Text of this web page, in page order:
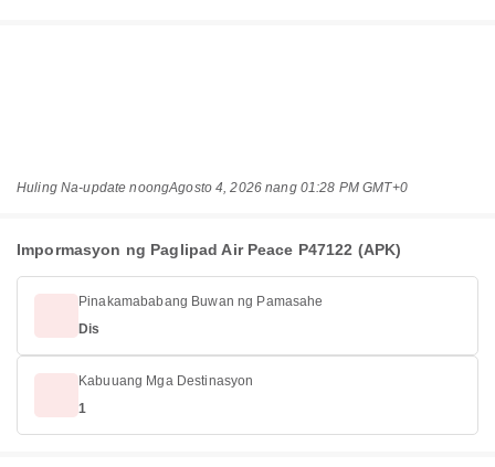
Huling Na-update noongAgosto 4, 2026 nang 01:28 PM GMT+0
Impormasyon ng Paglipad Air Peace P47122 (APK)
Pinakamababang Buwan ng Pamasahe
Dis
Kabuuang Mga Destinasyon
1